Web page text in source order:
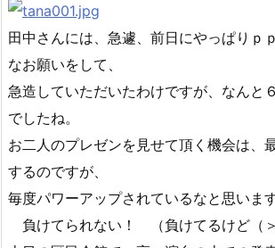
田中さんには、急遽、前日にやっぱりｐ
なお願いをして、
急造していただいたわけですが、なんと
でしたね。
お二人のプレゼンを見せて頂く機会は、
するのですが、
毎度パワーアップされているなと思いま
負けてられない！ （負けてるけど（